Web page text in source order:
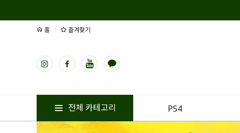
홈 즐겨찾기
전체 카테고리 PS4